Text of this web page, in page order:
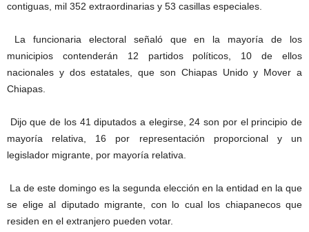
contiguas, mil 352 extraordinarias y 53 casillas especiales.
La funcionaria electoral señaló que en la mayoría de los
municipios contenderán 12 partidos políticos, 10 de ellos
nacionales y dos estatales, que son Chiapas Unido y Mover a
Chiapas.
Dijo que de los 41 diputados a elegirse, 24 son por el principio de
mayoría relativa, 16 por representación proporcional y un
legislador migrante, por mayoría relativa.
La de este domingo es la segunda elección en la entidad en la que
se elige al diputado migrante, con lo cual los chiapanecos que
residen en el extranjero pueden votar.